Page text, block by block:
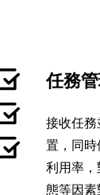
任務
接收任
置，同
利用率
態等因素